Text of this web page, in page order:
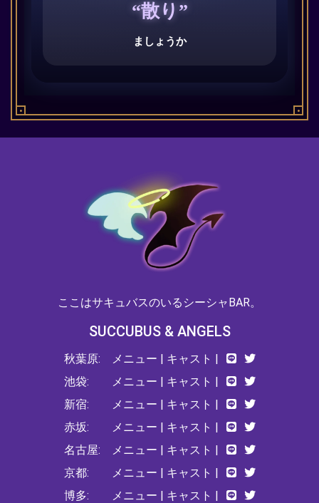
“散り”
ましょうか
ここはサキュバスのいるシーシャBAR。
SUCCUBUS & ANGELS
秋葉原:
池袋:
新宿:
赤坂:
名古屋:
京都:
博多:
メニュー | キャスト |
メニュー | キャスト |
メニュー | キャスト |
メニュー | キャスト |
メニュー | キャスト |
メニュー | キャスト |
メニュー | キャスト |